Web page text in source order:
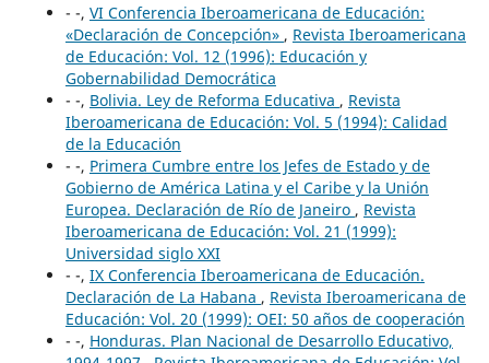
- -, VI Conferencia Iberoamericana de Educación:
«Declaración de Concepción» , Revista Iberoamericana
de Educación: Vol. 12 (1996): Educación y
Gobernabilidad Democrática
- -, Bolivia. Ley de Reforma Educativa , Revista
Iberoamericana de Educación: Vol. 5 (1994): Calidad
de la Educación
- -, Primera Cumbre entre los Jefes de Estado y de
Gobierno de América Latina y el Caribe y la Unión
Europea. Declaración de Río de Janeiro , Revista
Iberoamericana de Educación: Vol. 21 (1999):
Universidad siglo XXI
- -, IX Conferencia Iberoamericana de Educación.
Declaración de La Habana , Revista Iberoamericana de
Educación: Vol. 20 (1999): OEI: 50 años de cooperación
- -, Honduras. Plan Nacional de Desarrollo Educativo,